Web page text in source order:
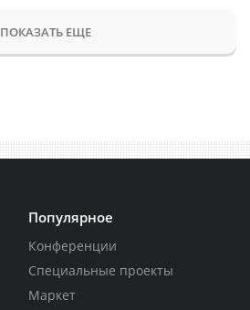
ПОКАЗАТЬ ЕЩЕ
Популярное
Конференции
Специальные проекты
Маркет